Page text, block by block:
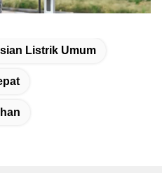
Listrik Umum